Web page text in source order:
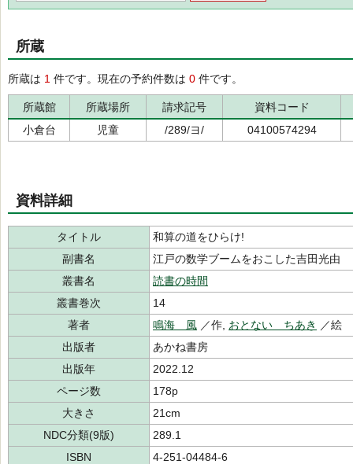
所蔵
所蔵は 1 件です。現在の予約件数は 0 件です。
所蔵館 所蔵場所 請求記号
資料コード
小倉台
児童 /289/ヨ/ 04100574294
資料詳細
タイトル
和算の道をひらけ!
副書名
江戸の数学ブームをおこした吉田光由
叢書名
読書の時間
叢書巻次
14
著者
鳴海 風 ／作, おとない ちあき
／絵
出版者
あかね書房
出版年
2022.12
ページ数
178p
大きさ
21cm
NDC分類(9版)
289.1
ISBN
4-251-04484-6